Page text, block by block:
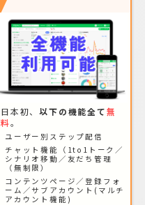
日本初、以下の機能全て無
料。
ユーザー別ステップ配信
チャット機能（1to1トーク／
シナリオ移動／友だち管理
（無制限）
コンテンツページ／登録フォ
ーム／サブアカウント(マルチ
アカウント機能)